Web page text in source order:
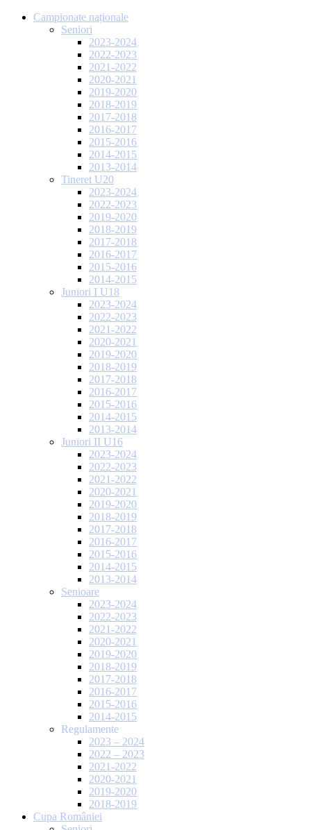
Campionate naționale
Seniori
2023-2024
2022-2023
2021-2022
2020-2021
2019-2020
2018-2019
2017-2018
2016-2017
2015-2016
2014-2015
2013-2014
Tineret U20
2023-2024
2022-2023
2019-2020
2018-2019
2017-2018
2016-2017
2015-2016
2014-2015
Juniori I U18
2023-2024
2022-2023
2021-2022
2020-2021
2019-2020
2018-2019
2017-2018
2016-2017
2015-2016
2014-2015
2013-2014
Juniori II U16
2023-2024
2022-2023
2021-2022
2020-2021
2019-2020
2018-2019
2017-2018
2016-2017
2015-2016
2014-2015
2013-2014
Senioare
2023-2024
2022-2023
2021-2022
2020-2021
2019-2020
2018-2019
2017-2018
2016-2017
2015-2016
2014-2015
Regulamente
2023 – 2024
2022 – 2023
2021-2022
2020-2021
2019-2020
2018-2019
Cupa României